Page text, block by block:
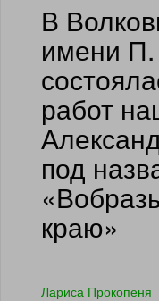
В
имени
работ
под
краю»
Лариса Прокопеня